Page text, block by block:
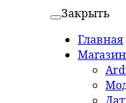
Закрыть
Главная
Магазин